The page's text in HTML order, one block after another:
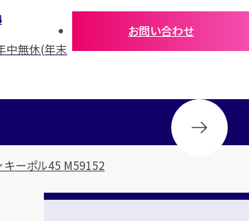
中無休(年末
お問い合わせ
キーポル45 M59152